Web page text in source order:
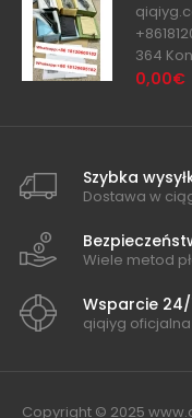
364
0,00€
Szybka
Dostawa w
Wiele metod
Wsparcie
qiqiyg
Copyright © 2025